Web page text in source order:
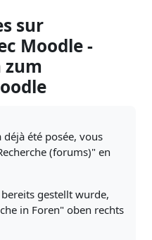
sur
Moodle -
été posée, vous
(forums)" en
gestellt wurde,
in Foren" oben rechts